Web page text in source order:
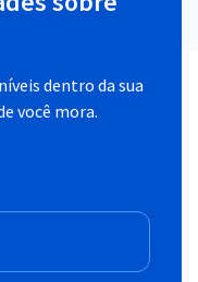
dentro da sua
você mora.